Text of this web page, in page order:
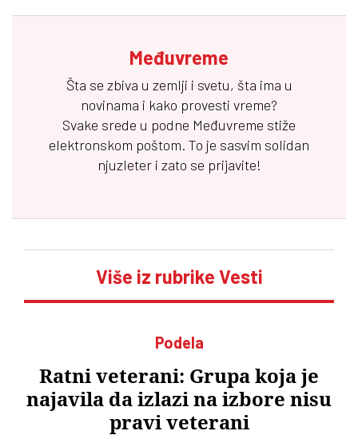
Međuvreme
Šta se zbiva u zemlji i svetu, šta ima u
novinama i kako provesti vreme?
Svake srede u podne Međuvreme stiže
elektronskom poštom. To je sasvim solidan
njuzleter i zato se prijavite!
Više iz rubrike Vesti
Podela
Ratni veterani: Grupa koja je
najavila da izlazi na izbore nisu
pravi veterani